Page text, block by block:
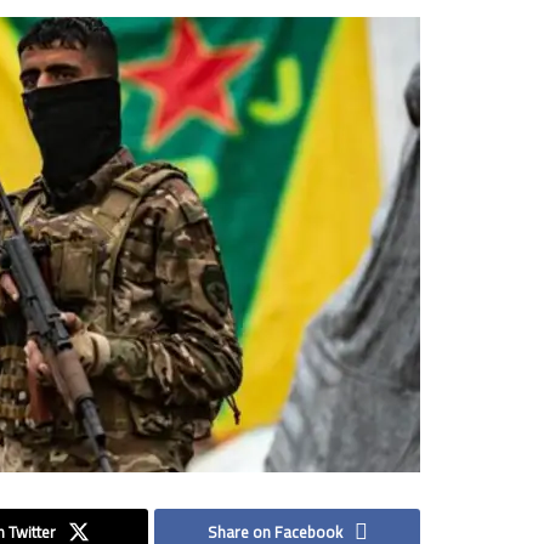
Share on Facebook
Twitter